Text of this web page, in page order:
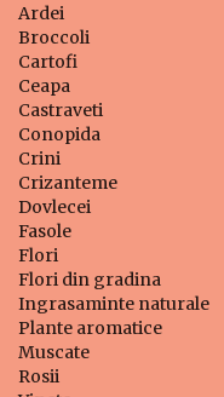
Ardei
Broccoli
Cartofi
Ceapa
Castraveti
Conopida
Crini
Crizanteme
Dovlecei
Fasole
Flori
Flori din gradina
Ingrasaminte naturale
Plante aromatice
Muscate
Rosii